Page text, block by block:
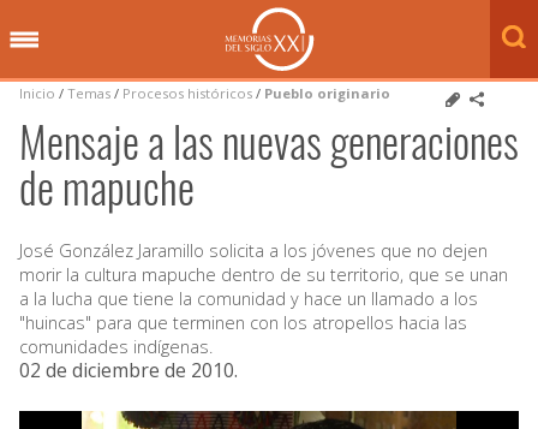
Inicio / Temas / Procesos históricos / Pueblo originario
Mensaje a las nuevas generaciones
de mapuche
José González Jaramillo solicita a los jóvenes que no dejen
morir la cultura mapuche dentro de su territorio, que se unan
a la lucha que tiene la comunidad y hace un llamado a los
"huincas" para que terminen con los atropellos hacia las
comunidades indígenas.
02 de diciembre de 2010.